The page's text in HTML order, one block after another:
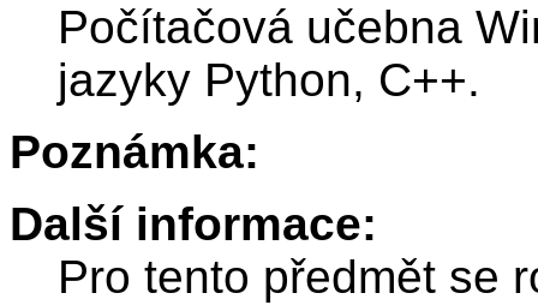
Počítačová učebna
jazyky Python, C++.
Poznámka:
Další informace:
Pro tento předmět se